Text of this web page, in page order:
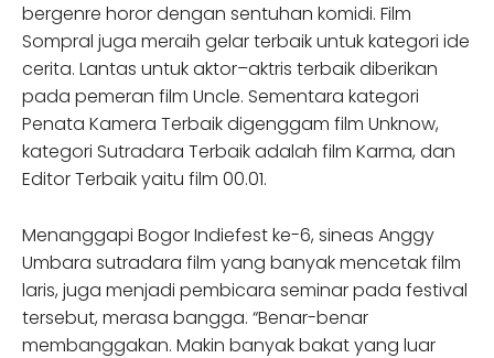
bergenre horor dengan sentuhan komidi. Film
Sompral juga meraih gelar terbaik untuk kategori ide
cerita. Lantas untuk aktor–aktris terbaik diberikan
pada pemeran film Uncle. Sementara kategori
Penata Kamera Terbaik digenggam film Unknow,
kategori Sutradara Terbaik adalah film Karma, dan
Editor Terbaik yaitu film 00.01.
Menanggapi Bogor Indiefest ke-6, sineas Anggy
Umbara sutradara film yang banyak mencetak film
laris, juga menjadi pembicara seminar pada festival
tersebut, merasa bangga. “Benar-benar
membanggakan. Makin banyak bakat yang luar